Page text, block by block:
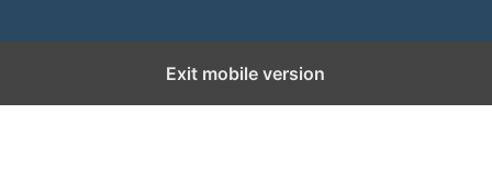
Exit mobile version